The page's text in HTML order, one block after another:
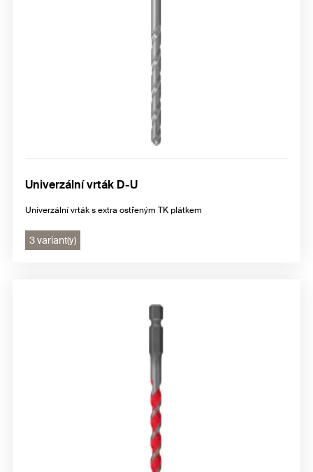
Univerzální vrták D-U
Univerzální vrták s extra ostřeným TK plátkem
3 variant(y)